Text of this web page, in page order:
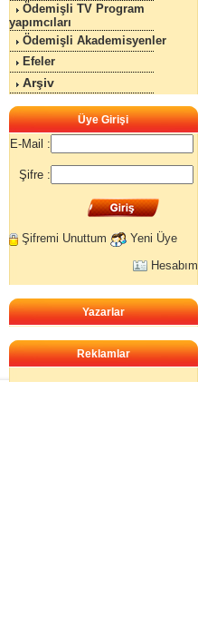
Ödemişli TV Program
yapımcıları
Ödemişli Akademisyenler
Efeler
Arşiv
Üye Girişi
E-Mail :
Şifre :
Şifremi Unuttum
Yeni Üye
Hesabım
Yazarlar
Reklamlar